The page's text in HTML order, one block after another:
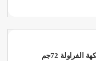
72جم